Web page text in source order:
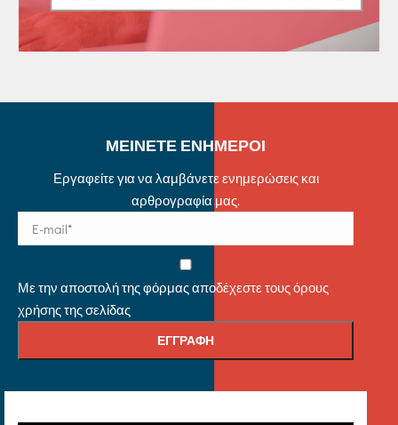
ΜΕΙΝΕΤΕ ΕΝΗΜΕΡΟΙ
Εργαφείτε για να λαμβάνετε ενημερώσεις και
αρθρογραφία μας.
Με την αποστολή της φόρμας αποδέχεστε τους όρους
χρήσης της σελίδας